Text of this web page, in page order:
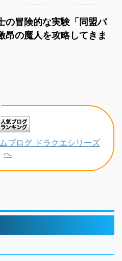
の冒険的な実験「同盟バ
昂の魔人を攻略してきま